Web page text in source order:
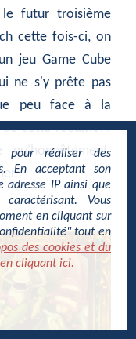
le futur troisième
cette fois-ci, on
jeu Game Cube
ne s'y prête pas
peu face à la
de cette réédition.
pour réaliser des
En acceptant son
adresse IP ainsi que
Vous
en cliquant sur
tout en
des cookies et du
cliquant ici.